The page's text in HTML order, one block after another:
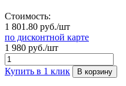
Стоимость:
1 801.80 руб./шт
по дисконтной карте
1 980 руб./шт
Купить в 1 клик В корзину